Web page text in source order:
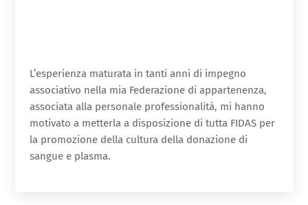
L’esperienza maturata in tanti anni di impegno
associativo nella mia Federazione di appartenenza,
associata alla personale professionalità, mi hanno
motivato a metterla a disposizione di tutta FIDAS per
la promozione della cultura della donazione di
sangue e plasma.